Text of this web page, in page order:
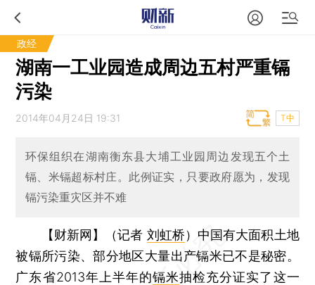
政经
湖南一工业园造成周边五村严重镉
污染
2014年04月24日 19:31 T中
环保组织在湖南衡东县大埔工业园周边发现五个土
镉、米镉超标村庄。此例证实，只要政府愿为，发现
镉污染重灾区并不难
【财新网】（记者 刘虹桥） 中国有大面积土地
被镉所污染、部分地区大量出产镉米已不是秘密。
广东省2013年上半年的镉米抽检充分证实了这一